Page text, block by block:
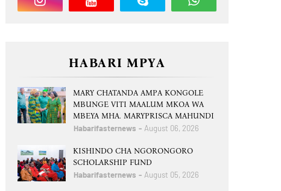
HABARI MPYA
MARY CHATANDA AMPA KONGOLE
MBUNGE VITI MAALUM MKOA WA
MBEYA MHA. MARYPRISCA MAHUNDI
Habarifasternews August 06, 2026
KISHINDO CHA NGORONGORO
SCHOLARSHIP FUND
Habarifasternews August 05, 2026